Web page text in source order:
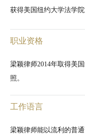
获得美国纽约大学法学院
职业资格
梁颖律师2014年取得美
照。
工作语言
梁颖律师能以流利的普